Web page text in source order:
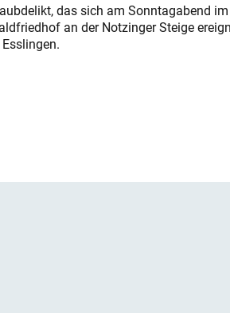
das sich am Sonntagabend
an der Notzinger Steige